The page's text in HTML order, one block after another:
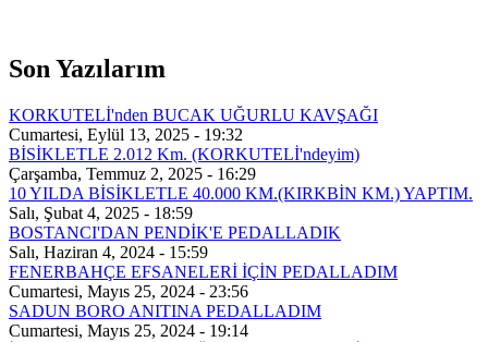
Son Yazılarım
KORKUTELİ'nden BUCAK UĞURLU KAVŞAĞI
Cumartesi, Eylül 13, 2025 - 19:32
BİSİKLETLE 2.012 Km. (KORKUTELİ'ndeyim)
Çarşamba, Temmuz 2, 2025 - 16:29
10 YILDA BİSİKLETLE 40.000 KM.(KIRKBİN KM.) YAPTIM.
Salı, Şubat 4, 2025 - 18:59
BOSTANCI'DAN PENDİK'E PEDALLADIK
Salı, Haziran 4, 2024 - 15:59
FENERBAHÇE EFSANELERİ İÇİN PEDALLADIM
Cumartesi, Mayıs 25, 2024 - 23:56
SADUN BORO ANITINA PEDALLADIM
Cumartesi, Mayıs 25, 2024 - 19:14